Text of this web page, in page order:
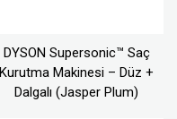
DYSON Supersonic™ Saç
Kurutma Makinesi – Düz +
Dalgalı (Jasper Plum)